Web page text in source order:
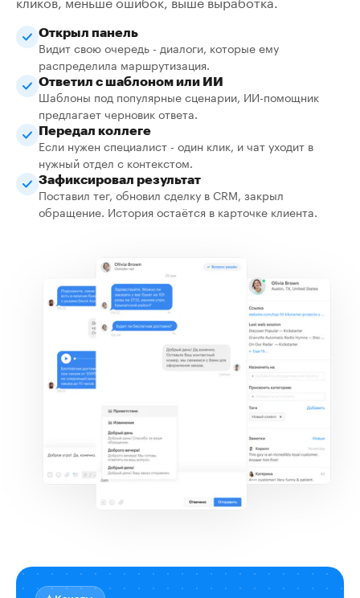
Открыл панель
Видит свою очередь - диалоги, которые ему
распределила маршрутизация.
Ответил с шаблоном или ИИ
Шаблоны под популярные сценарии, ИИ-помощник
предлагает черновик ответа.
Передал коллеге
Если нужен специалист - один клик, и чат уходит в
нужный отдел с контекстом.
Зафиксировал результат
Поставил тег, обновил сделку в CRM, закрыл
обращение. История остаётся в карточке клиента.